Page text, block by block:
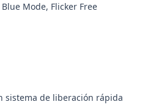
Mode, Flicker Free
sistema de liberación rápida